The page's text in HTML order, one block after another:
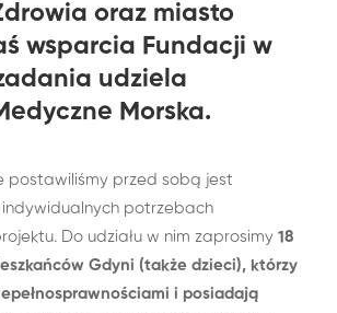
oraz miasto
wsparcia Fundacji w
udziela
Morska.
postawiliśmy przed sobą jest
indywidualnych potrzebach
Do udziału w nim zaprosimy 18
Gdyni (także dzieci), którzy
i posiadają